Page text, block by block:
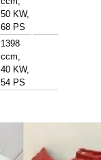
50 KW,
68 PS
1398
ccm,
40 KW,
54 PS